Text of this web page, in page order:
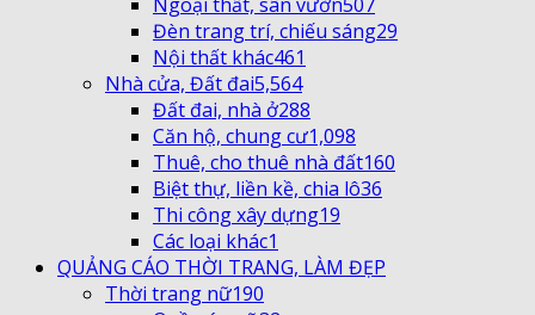
Đèn trang trí, chiếu sáng29
Nội thất khác461
Nhà cửa, Đất đai5,564
Đất đai, nhà ở288
Căn hộ, chung cư1,098
Thuê, cho thuê nhà đất160
Biệt thự, liền kề, chia lô36
Thi công xây dựng19
Các loại khác1
QUẢNG CÁO THỜI TRANG, LÀM ĐẸP
Thời trang nữ190